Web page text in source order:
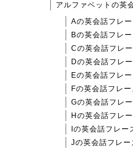
アルファベットの英
Aの英会話フレ
Bの英会話フレ
Cの英会話フレ
Dの英会話フレ
Eの英会話フレ
Fの英会話フレー
Gの英会話フレ
Hの英会話フレ
Iの英会話フレー
Jの英会話フレー